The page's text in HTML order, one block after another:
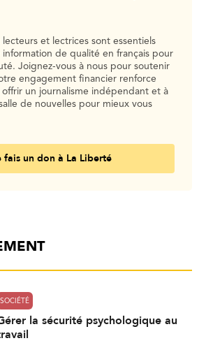
lecteurs et lectrices sont essentiels
de qualité en français pour
Joignez-vous à nous pour soutenir
engagement financier renforce
un journalisme indépendant et à
de nouvelles pour mieux vous
fais un don à La Liberté
SOCIÉTÉ
la sécurité psychologique au